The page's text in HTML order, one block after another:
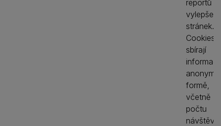
reportů a
vylepšení
stránek.
Cookies
sbírají
anonymní
formě,
včetně
počtu